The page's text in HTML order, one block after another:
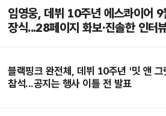
임영웅, 데뷔 10주년 에스콰이어 9
장식...28페이지 화보·진솔한 인터
블랙핑크 완전체, 데뷔 10주년 '밋 앤 그
참석...공지는 행사 이틀 전 발표